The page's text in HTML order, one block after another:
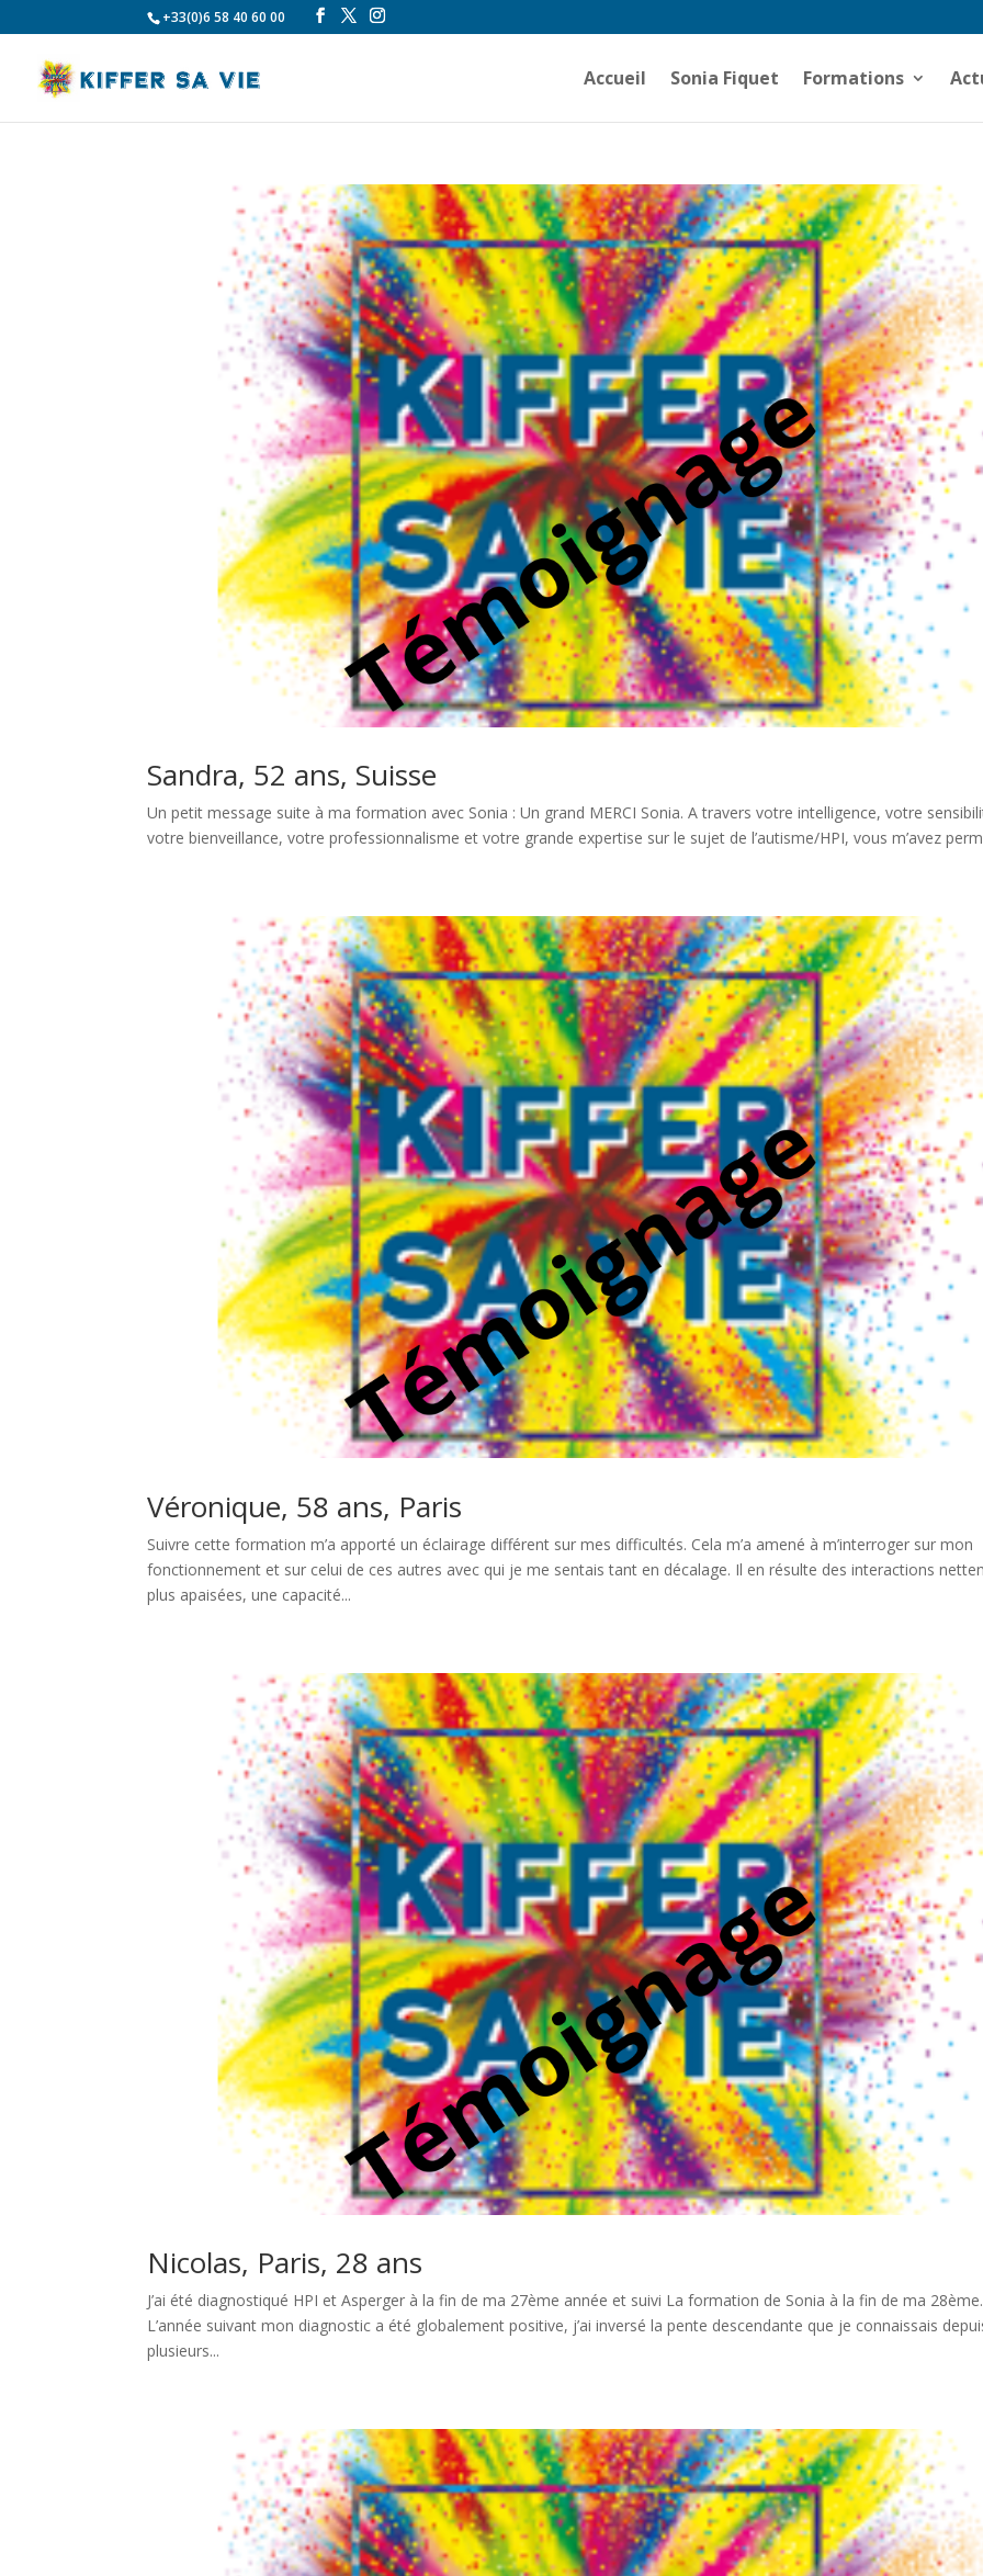
+33(0)6 58 40 60 00
Accueil Sonia Fiquet Formations
Sandra, 52 ans, Suisse
Un petit message suite à ma formation avec Sonia : Un grand MERCI Sonia. A travers votre intelligence, votre
votre bienveillance, votre professionnalisme et votre grande expertise sur le sujet de l’autisme/HPI, vous m’avez
Véronique, 58 ans, Paris
Suivre cette formation m’a apporté un éclairage différent sur mes difficultés. Cela m’a amené à m’interroger sur mon
fonctionnement et sur celui de ces autres avec qui je me sentais tant en décalage. Il en résulte des interactions
plus apaisées, une capacité...
Nicolas, Paris, 28 ans
J’ai été diagnostiqué HPI et Asperger à la fin de ma 27ème année et suivi La formation de Sonia à la fin de ma 28ème.
L’année suivant mon diagnostic a été globalement positive, j’ai inversé la pente descendante que je connaissais
plusieurs...